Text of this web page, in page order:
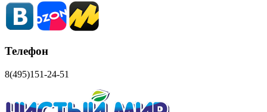
Телефон
8(495)151-24-51